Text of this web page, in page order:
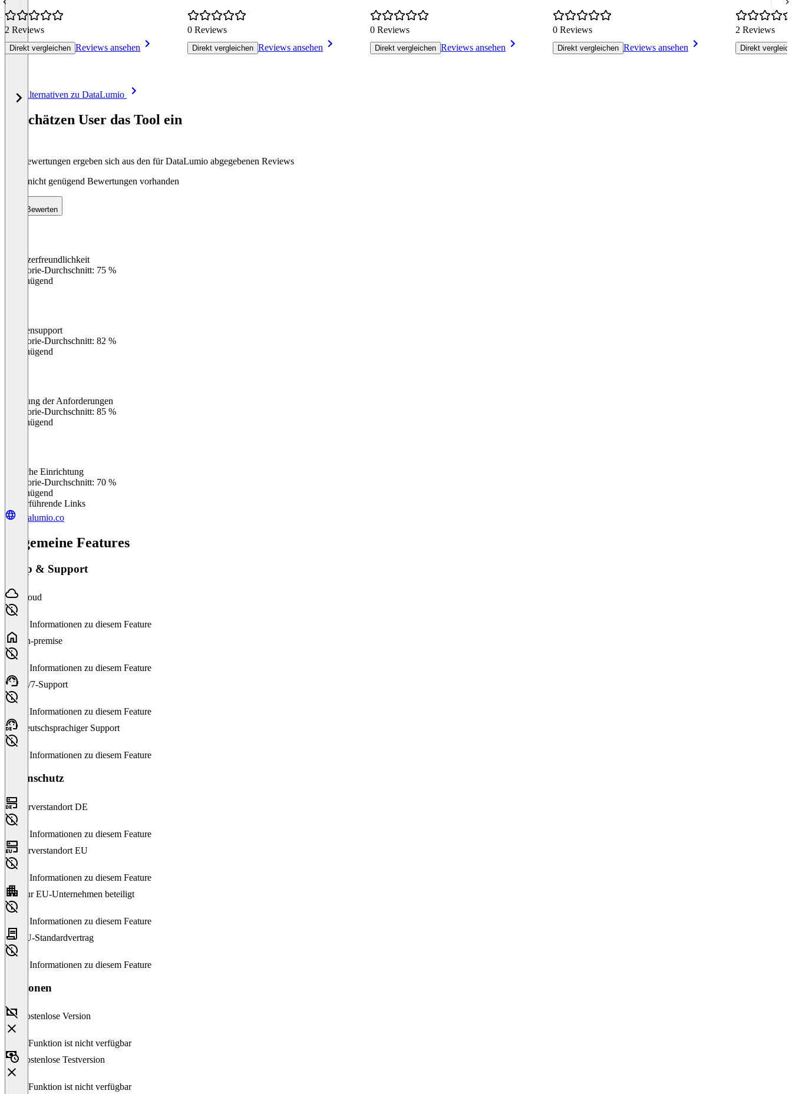
2 Reviews
Direkt vergleichen Reviews ansehen
0 Reviews
Direkt vergleichen Reviews ansehen
0 Reviews
Direkt vergleichen Reviews ansehen
0 Reviews
Direkt vergleichen Reviews ansehen
2 Reviews
Direkt
Alle Alternativen zu DataLumio
So schätzen User das Tool ein
Die Bewertungen ergeben sich aus den für DataLumio abgegebenen Reviews
Noch nicht genügend Bewertungen vorhanden
Bewerten
Benutzerfreundlichkeit
Kategorie-Durchschnitt: 75 %
Ungenügend
Kundensupport
Kategorie-Durchschnitt: 82 %
Ungenügend
Erfüllung der Anforderungen
Kategorie-Durchschnitt: 85 %
Ungenügend
Einfache Einrichtung
Kategorie-Durchschnitt: 70 %
Ungenügend
Weiterführende Links
datalumio.co
Allgemeine Features
Setup & Support
Cloud
Keine Informationen zu diesem Feature
On-premise
Keine Informationen zu diesem Feature
24/7-Support
Keine Informationen zu diesem Feature
Deutschsprachiger Support
Keine Informationen zu diesem Feature
Datenschutz
Serverstandort DE
Keine Informationen zu diesem Feature
Serverstandort EU
Keine Informationen zu diesem Feature
Nur EU-Unternehmen beteiligt
Keine Informationen zu diesem Feature
EU-Standardvertrag
Keine Informationen zu diesem Feature
Versionen
Kostenlose Version
Diese Funktion ist nicht verfügbar
Kostenlose Testversion
Diese Funktion ist nicht verfügbar